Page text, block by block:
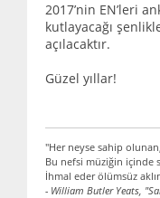
2017’nin EN’leri
kutlayacağı
açılacaktır.
Güzel yıllar!
"Her neyse sahip
Bu nefsi müziğin içinde
İhmal eder ölümsüz
- William Butler Yeats,